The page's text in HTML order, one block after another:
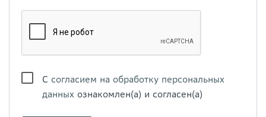
С согласием на обработку персональных
данных ознакомлен(а) и согласен(а)